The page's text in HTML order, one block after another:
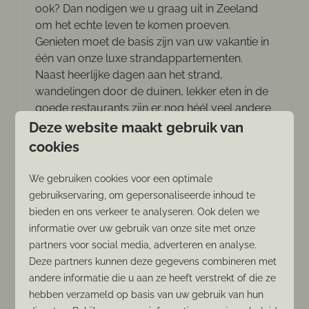
ook? Dan nodigen we u graag uit in Zeeland
om het echte leven te komen proeven.
Genieten moet de basis zijn van uw vakantie in
één van onze luxe strandappartementen.
Naast heerlijke dagen aan het strand,
wandelingen door de duinen, lekker eten in de
goede restaurants zijn er nog héél veel andere
plekken waar het absoluut genieten is.
In de omgeving: 2km
Deze website maakt gebruik van
cookies
We gebruiken cookies voor een optimale
gebruikservaring, om gepersonaliseerde inhoud te
bieden en ons verkeer te analyseren. Ook delen we
informatie over uw gebruik van onze site met onze
partners voor social media, adverteren en analyse.
Deze partners kunnen deze gegevens combineren met
andere informatie die u aan ze heeft verstrekt of die ze
hebben verzameld op basis van uw gebruik van hun